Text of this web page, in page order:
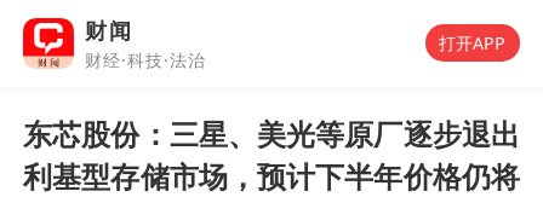
财闻
财经·科技·法治
打开APP
东芯股份：三星、美光等原厂逐步退出
利基型存储市场，预计下半年价格仍将